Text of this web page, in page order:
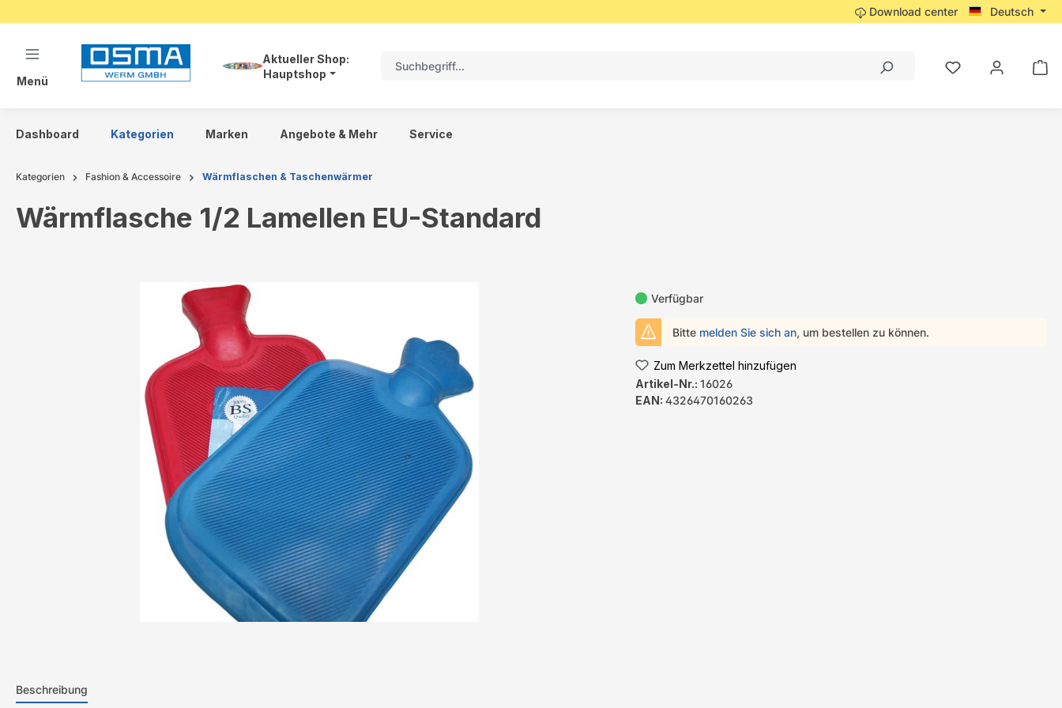
Download center Deutsch
Menü
Aktueller Shop:
Hauptshop
Dashboard Kategorien Marken Angebote & Mehr Service
Kategorien Fashion & Accessoire Wärmflaschen & Taschenwärmer
Wärmflasche 1/2 Lamellen EU-Standard
Verfügbar
Bitte melden Sie sich an, um bestellen zu können.
Zum Merkzettel hinzufügen
Artikel-Nr.: 16026
EAN: 4326470160263
Beschreibung